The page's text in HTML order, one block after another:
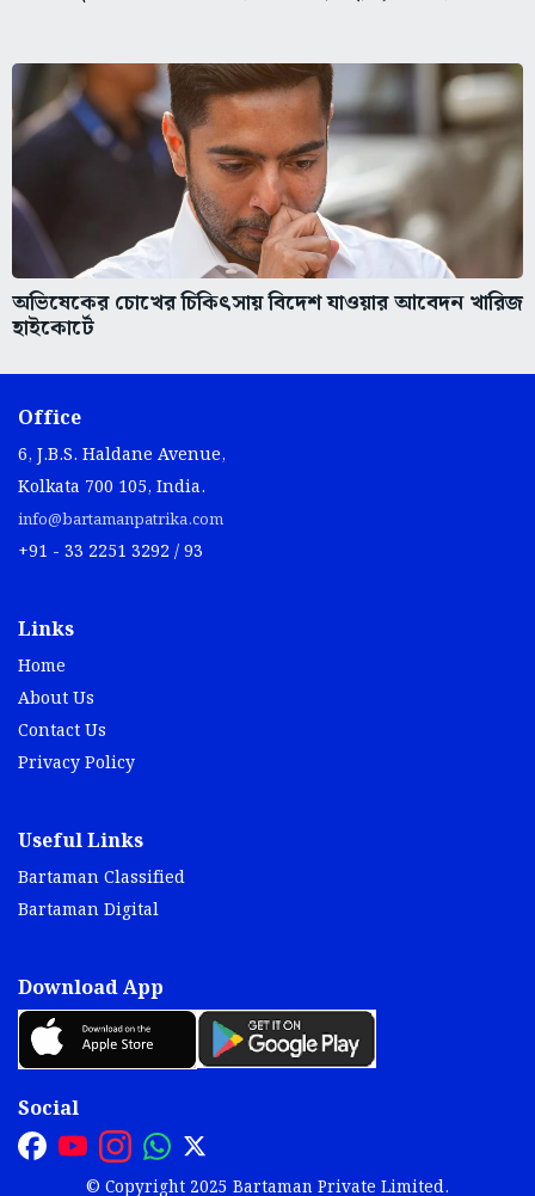
অভিষেকের চোখের চিকিৎসায় বিদেশ যাওয়ার আবেদন খারিজ
হাইকোর্টে
Office
6, J.B.S. Haldane Avenue,
Kolkata 700 105, India.
info@bartamanpatrika.com
+91 - 33 2251 3292 / 93
Links
Home
About Us
Contact Us
Privacy Policy
Useful Links
Bartaman Classified
Bartaman Digital
Download App
Social
© Copyright 2025 Bartaman Private Limited.